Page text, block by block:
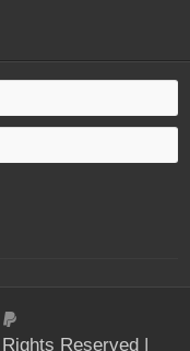
Reserved |